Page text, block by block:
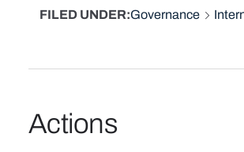
FILED UNDER Governance
Actions